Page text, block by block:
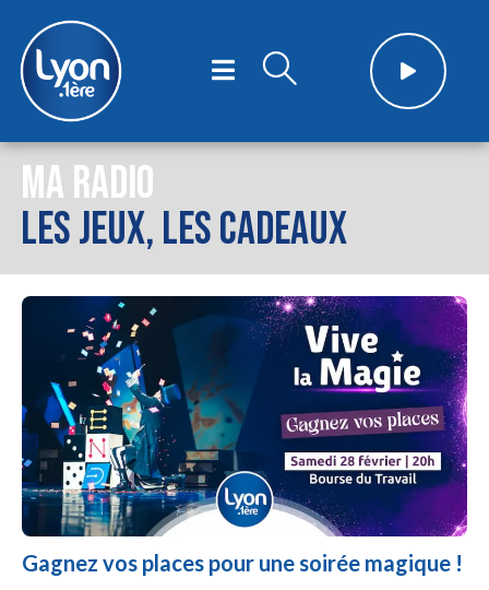
MA RADIO
LES JEUX, LES CADEAUX
Gagnez vos places pour une soirée magique !